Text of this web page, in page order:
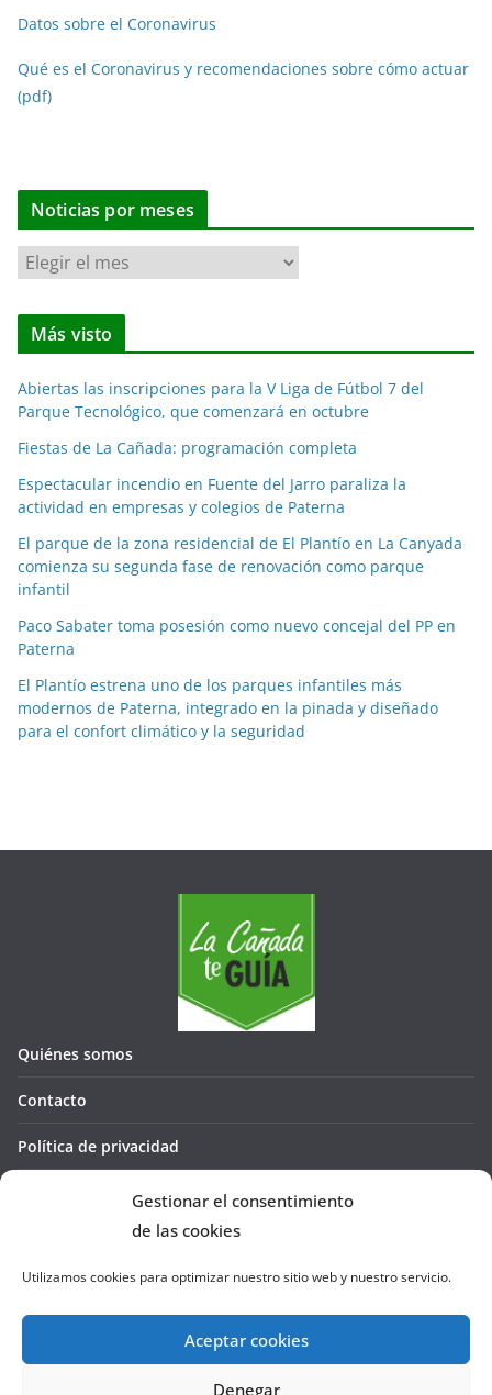
Gestionar el consentimiento
de las cookies
Utilizamos cookies para optimizar nuestro sitio web y nuestro servicio.
Aceptar cookies
Denegar
Datos sobre el Coronavirus
Qué es el Coronavirus y recomendaciones sobre cómo actuar
(pdf)
Noticias por meses
N
o
t
i
a
s
p
o
r
m
e
s
e
Más visto
Abiertas las inscripciones para la V Liga de Fútbol 7 del
Parque Tecnológico, que comenzará en octubre
Fiestas de La Cañada: programación completa
Espectacular incendio en Fuente del Jarro paraliza la
actividad en empresas y colegios de Paterna
El parque de la zona residencial de El Plantío en La Canyada
comienza su segunda fase de renovación como parque
infantil
Paco Sabater toma posesión como nuevo concejal del PP en
Paterna
El Plantío estrena uno de los parques infantiles más
modernos de Paterna, integrado en la pinada y diseñado
para el confort climático y la seguridad
Quiénes somos
Contacto
Política de privacidad
Política de cookies (UE)